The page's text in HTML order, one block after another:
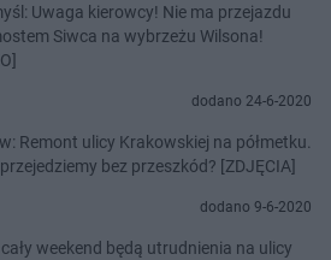
Uwaga kierowcy! Nie ma przejazdu
Siwca na wybrzeżu Wilsona!
dodano 24-6-2020
Remont ulicy Krakowskiej na półmetku.
bez przeszkód? [ZDJĘCIA]
dodano 9-6-2020
weekend będą utrudnienia na ulicy